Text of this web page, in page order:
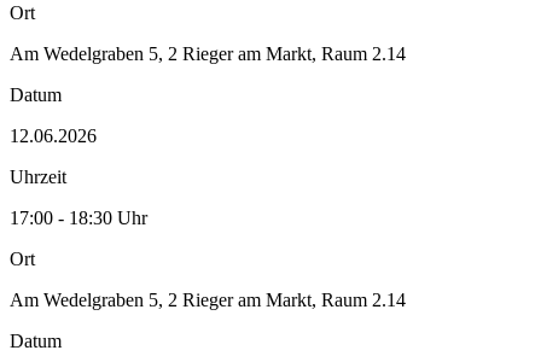
Ort
Am Wedelgraben 5, 2 Rieger am Markt, Raum 2.14
Datum
12.06.2026
Uhrzeit
17:00 - 18:30 Uhr
Ort
Am Wedelgraben 5, 2 Rieger am Markt, Raum 2.14
Datum